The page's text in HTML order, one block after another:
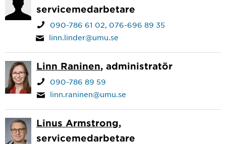
servicemedarbetare
090-786 61 02 076-696 89 35
linn.linder@umu.se
Linn Raninen, administratör
090-786 89 59
linn.raninen@umu.se
Linus Armstrong,
servicemedarbetare